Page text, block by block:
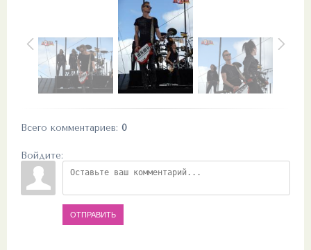
Всего комментариев: 0
Войдите:
ОТПРАВИТЬ